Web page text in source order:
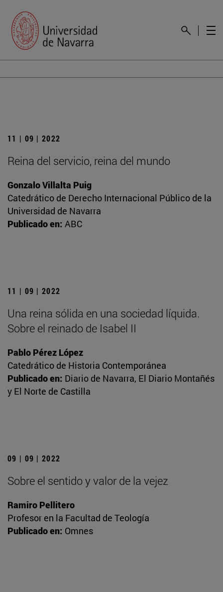
11 | 09 | 2022
Reina del servicio, reina del mundo
Gonzalo Villalta Puig
Catedrático de Derecho Internacional Público de la
Universidad de Navarra
Publicado en: ABC
11 | 09 | 2022
Una reina sólida en una sociedad líquida.
Sobre el reinado de Isabel II
Pablo Pérez López
Catedrático de Historia Contemporánea
Publicado en: Diario de Navarra, El Diario Montañés
y El Norte de Castilla
09 | 09 | 2022
Sobre el sentido y valor de la vejez
Ramiro Pellitero
Profesor en la Facultad de Teología
Publicado en: Omnes